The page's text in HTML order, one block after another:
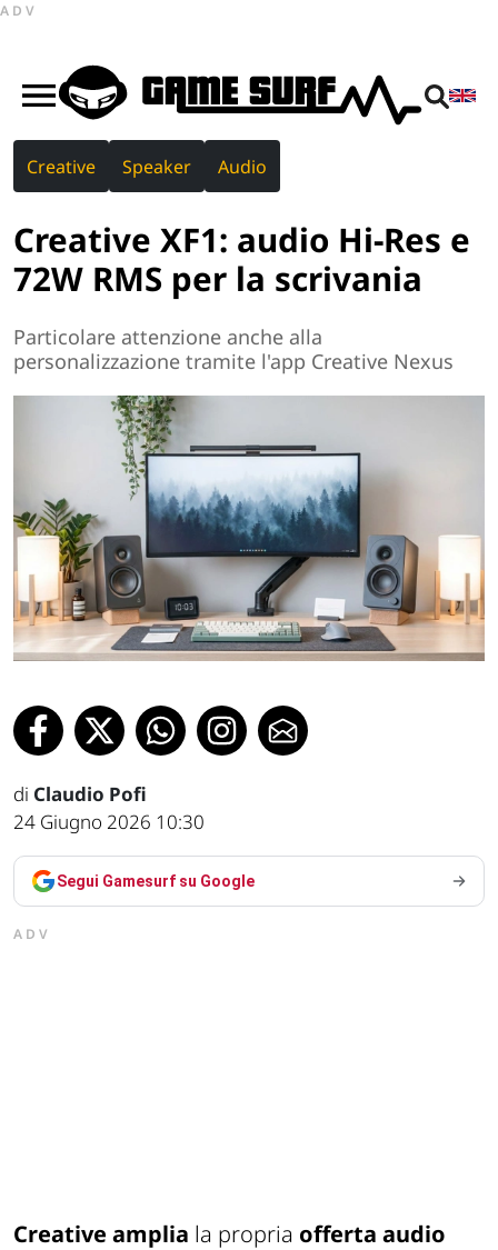
ADV
Creative Speaker Audio
Creative XF1: audio Hi-Res e
72W RMS per la scrivania
Particolare attenzione anche alla
personalizzazione tramite l'app Creative Nexus
di Claudio Pofi
24 Giugno 2026 10:30
Segui Gamesurf su Google
ADV
Creative amplia la propria offerta audio